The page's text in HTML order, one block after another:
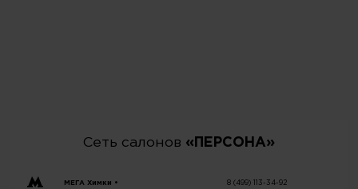
Сеть салонов «ПЕРСОНА»
МЕГА Химки • 8 (499) 113-34-92